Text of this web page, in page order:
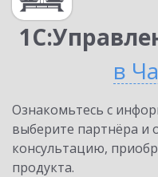
в
Ознакомьтесь с
выберите партнёра и
консультацию,
продукта.